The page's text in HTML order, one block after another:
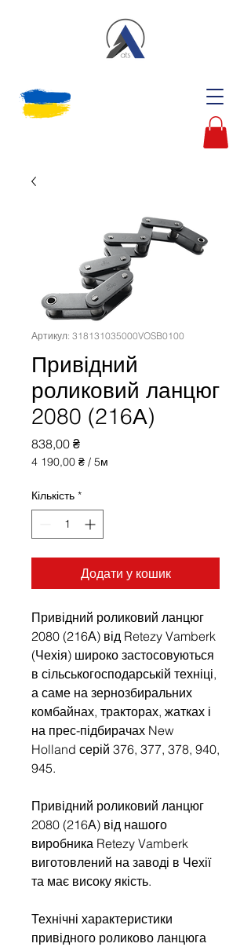
Артикул: 318131035000VOSB0100
Привідний
роликовий ланцюг
2080 (216А)
838,00 ₴Ціна
4 190,00 ₴ / 5м
за
5
Кількість *
Додати у кошик
Привідний роликовий ланцюг
2080 (216А) від Retezy Vamberk
(Чехія) широко застосовуються
в сільськогосподарській техніці,
а саме на зернозбиральних
комбайнах, тракторах, жатках і
на прес-підбирачах New
Holland серій 376, 377, 378, 940,
945.​​
Привідний роликовий ланцюг
2080 (216А) від нашого
виробника Retezy Vamberk
виготовлений на заводі в Чехії
та має високу якість.​
Технічні характеристики
привідного роликово ланцюга